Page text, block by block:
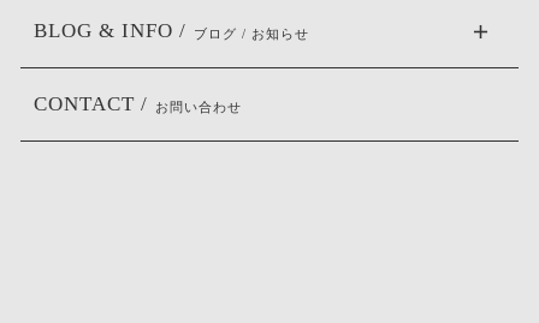
BLOG & INFO / ブログ / お知らせ
CONTACT / お問い合わせ